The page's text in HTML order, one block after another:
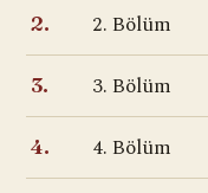
2. 2. Bölüm
3. 3. Bölüm
4. 4. Bölüm